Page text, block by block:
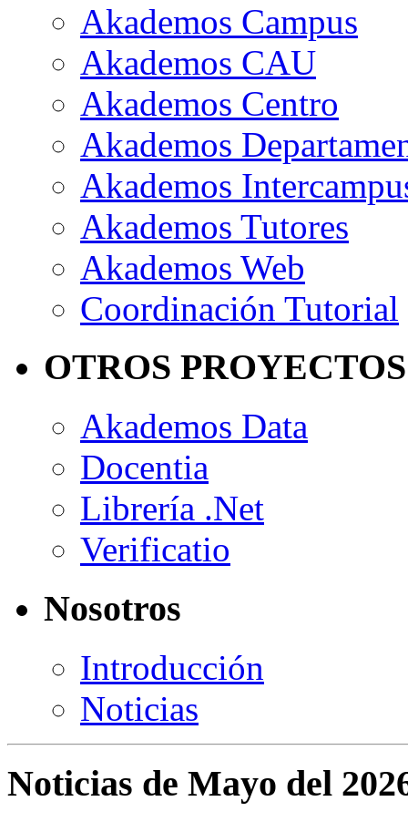
Akademos Campus
Akademos CAU
Akademos Centro
Akademos
Akademos
Akademos Tutores
Akademos Web
Coordinación Tutorial
OTROS PROYECTOS
Akademos Data
Docentia
Librería .Net
Verificatio
Nosotros
Introducción
Noticias
Noticias de Mayo del